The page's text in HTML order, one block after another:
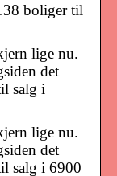
boliger til
lige nu.
det
salg i
lige nu.
det
salg i 6900